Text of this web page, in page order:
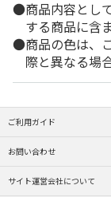
商品内容とし
する商品に含
商品の色は、
際と異なる場
ご利用ガイド
お問い合わせ
サイト運営会社について